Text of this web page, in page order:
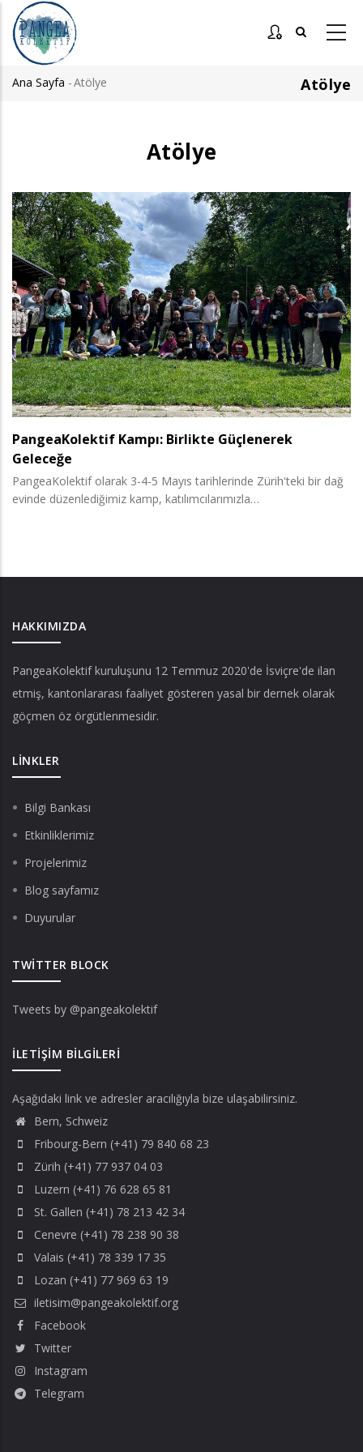
Ana
içeriğe
atla
Atölye
Sayfa
Ana Sayfa -Atölye
Atölye
PangeaKolektif Kampı: Birlikte Güçlenerek
Geleceğe
PangeaKolektif olarak 3-4-5 Mayıs tarihlerinde Zürih'teki bir dağ
evinde düzenlediğimiz kamp, katılımcılarımızla…
HAKKIMIZDA
PangeaKolektifkuruluşunu 12 Temmuz 2020'de İsviçre'de ilan
etmiş, kantonlararası faaliyet gösteren yasal bir dernek olarak
göçmen öz örgütlenmesidir.
LINKLER
Bilgi Bankası
Etkinliklerimiz
Projelerimiz
Blog sayfamız
Duyurular
TWITTER BLOCK
Tweets by @pangeakolektif
İLETIŞIM BILGILERI
Aşağıdaki link ve adresler aracılığıyla bize ulaşabilirsiniz.
Bern, Schweiz
Fribourg-Bern (+41) 79 840 68 23
Zürih (+41) 77 937 04 03
Luzern (+41) 76 628 65 81
St. Gallen (+41) 78 213 42 34
Cenevre (+41) 78 238 90 38
Valais (+41) 78 339 17 35
Lozan (+41) 77 969 63 19
iletisim@pangeakolektif.org
Facebook
Twitter
Instagram
Telegram